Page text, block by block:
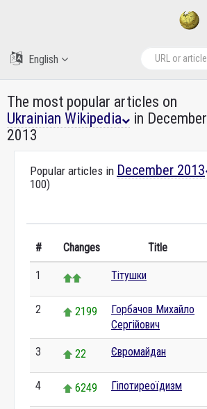
English
The most popular articles on
Ukrainian Wikipedia
in December
2013
Popular articles in December 2013
100)
# Changes Title
1 Тітушки
2 2199
Горбачов Михайло
Сергійович
3 22 Євромайдан
4 6249 Гіпотиреоїдизм